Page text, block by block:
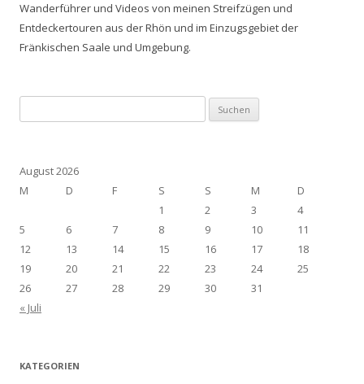
Wanderführer und Videos von meinen Streifzügen und
Entdeckertouren aus der Rhön und im Einzugsgebiet der
Fränkischen Saale und Umgebung.
nach:
August 2026
M
D F S S M
D
1
2 3
4
5
6 7 8 9 10
11
12
13 14 15 16 17
18
19
20 21 22 23 24
25
26
27 28 29 30
31
« Juli
KATEGORIEN